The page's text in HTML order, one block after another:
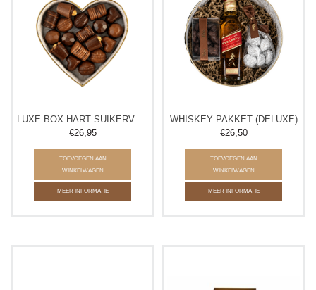
€26,95
TOEVOEGEN AAN
WINKELWAGEN
MEER INFORMATIE
WHISKEY PAKKET (DELUXE)
€26,50
TOEVOEGEN AAN
WINKELWAGEN
MEER INFORMATIE